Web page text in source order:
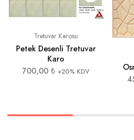
Tretuvar Karosu
Petek Desenli Tretuvar
Karo
700,00₺ +20% KDV